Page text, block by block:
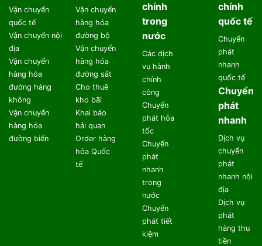
Vận chuyển
quốc tế
Vận chuyển nội
địa
Vận chuyển
hàng hóa
đường hàng
không
Vận chuyển
hàng hóa
đường biển
Vận chuyển
hàng hóa
đường bộ
Vận chuyển
hàng hóa
đường sắt
Cho thuê
kho bãi
Khai báo
hải quan
Order hàng
hóa Quốc
tế
chính
trong
nước
Các dịch
vụ hành
chính
công
Chuyển
phát hỏa
tốc
Chuyển
phát
nhanh
trong
nước
Chuyển
phát tiết
kiệm
chính
quốc tế
Chuyển
phát
nhanh
quốc tế
Chuyển
phát
nhanh
Dịch vụ
chuyển
phát
nhanh nội
địa
Dịch vụ
phát
hàng thu
tiền